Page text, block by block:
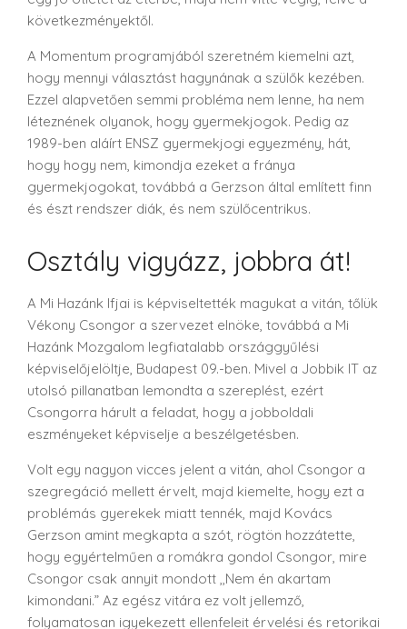
következményektől.
A Momentum programjából szeretném kiemelni azt,
hogy mennyi választást hagynának a szülők kezében.
Ezzel alapvetően semmi probléma nem lenne, ha nem
léteznének olyanok, hogy gyermekjogok. Pedig az
1989-ben aláírt ENSZ gyermekjogi egyezmény, hát,
hogy hogy nem, kimondja ezeket a fránya
gyermekjogokat, továbbá a Gerzson által említett finn
és észt rendszer diák, és nem szülőcentrikus.
Osztály vigyázz, jobbra át!
A Mi Hazánk Ifjai is képviseltették magukat a vitán, tőlük
Vékony Csongor a szervezet elnöke, továbbá a Mi
Hazánk Mozgalom legfiatalabb országgyűlési
képviselőjelöltje, Budapest 09.-ben. Mivel a Jobbik IT az
utolsó pillanatban lemondta a szereplést, ezért
Csongorra hárult a feladat, hogy a jobboldali
eszményeket képviselje a beszélgetésben.
Volt egy nagyon vicces jelent a vitán, ahol Csongor a
szegregáció mellett érvelt, majd kiemelte, hogy ezt a
problémás gyerekek miatt tennék, majd Kovács
Gerzson amint megkapta a szót, rögtön hozzátette,
hogy egyértelműen a romákra gondol Csongor, mire
Csongor csak annyit mondott ,,Nem én akartam
kimondani.” Az egész vitára ez volt jellemző,
folyamatosan igyekezett ellenfeleit érvelési és retorikai